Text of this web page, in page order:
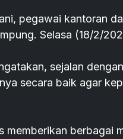
pegawai kantoran
Selasa (18/2/
sejalan
secara baik agar
memberikan berbagai